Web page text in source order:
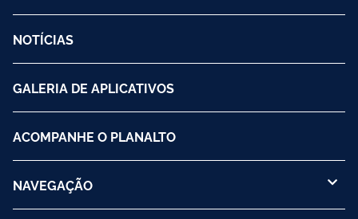
NOTÍCIAS
GALERIA DE APLICATIVOS
ACOMPANHE O PLANALTO
NAVEGAÇÃO